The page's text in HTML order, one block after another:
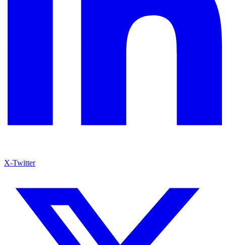
X-Twitter